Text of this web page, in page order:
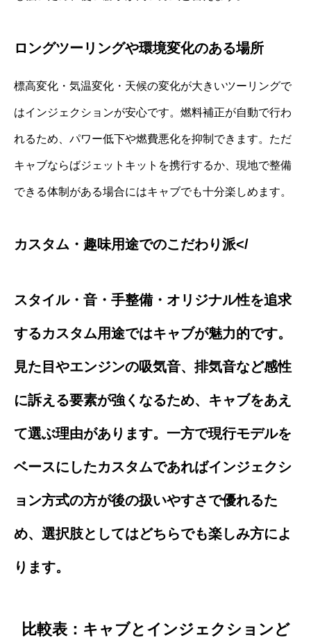
ロングツーリングや環境変化のある場所
標高変化・気温変化・天候の変化が大きいツーリングで
はインジェクションが安心です。燃料補正が自動で行わ
れるため、パワー低下や燃費悪化を抑制できます。ただ
キャブならばジェットキットを携行するか、現地で整備
できる体制がある場合にはキャブでも十分楽しめます。
カスタム・趣味用途でのこだわり派</
スタイル・音・手整備・オリジナル性を追求
するカスタム用途ではキャブが魅力的です。
見た目やエンジンの吸気音、排気音など感性
に訴える要素が強くなるため、キャブをあえ
て選ぶ理由があります。一方で現行モデルを
ベースにしたカスタムであればインジェクシ
ョン方式の方が後の扱いやすさで優れるた
め、選択肢としてはどちらでも楽しみ方によ
ります。
比較表：キャブとインジェクションど